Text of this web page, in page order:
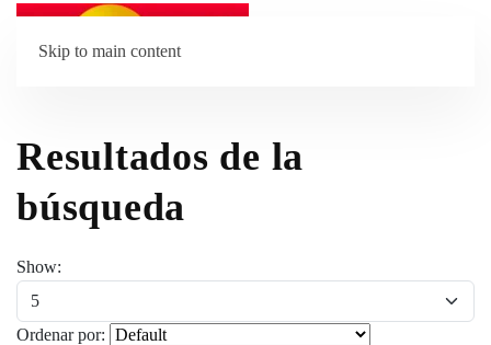
Skip to main content
Resultados de la
búsqueda
Show:
Ordenar por: